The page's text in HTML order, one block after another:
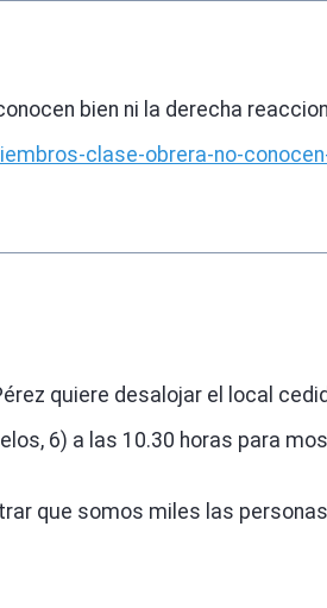
bien ni la derecha
clase-obrera-no-
quiere desalojar el local
6) a las 10.30 horas para
que somos miles las